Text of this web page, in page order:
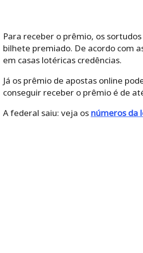
Para receber o prêmio, os
bilhete premiado. De acordo com
em casas lotéricas credências.
Já os prêmio de apostas online
conseguir receber o prêmio é de
A federal saiu: veja os números da